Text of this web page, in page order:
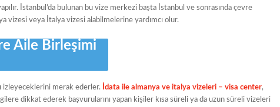
İstanbul’da bulunan bu vize merkezi başta İstanbul ve sonrasında çevre
vizesi veya İtalya vizesi alabilmelerine yardımcı olur.
Aile Birleşimi
izleyeceklerini merak ederler. İdata ile almanya ve italya vizeleri – visa center,
dikkat ederek başvurularını yapan kişiler kısa süreli ya da uzun süreli vizeleri